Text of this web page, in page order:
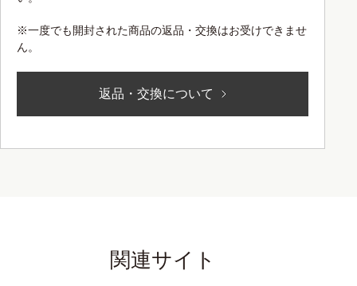
※一度でも開封された商品の返品・交換はお受けできませ
ん。
返品・交換について
関連サイト